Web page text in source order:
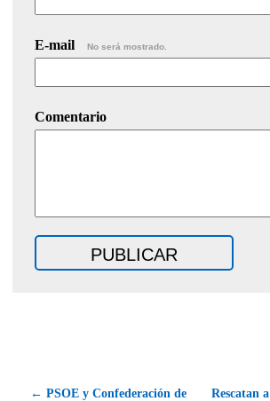
E-mail No será mostrado.
Comentario
← PSOE y Confederación de
Rescatan